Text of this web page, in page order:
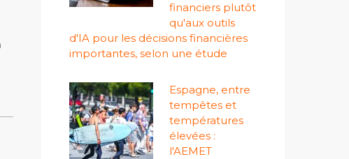
financiers plutôt
qu'aux outils
d'IA pour les décisions financières
importantes, selon une étude
Espagne, entre
tempêtes et
températures
élevées :
l'AEMET